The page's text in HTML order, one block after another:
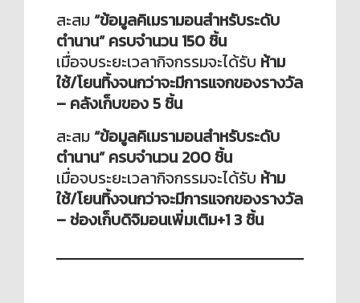
สะสม“ข้อมูลคิเมรามอนสำหรับระดับ
ตำนาน” ครบจำนวน 150 ชิ้น
เมื่อจบระยะเวลากิจกรรมจะได้รับ ห้าม
ใช้/โยนทิ้งจนกว่าจะมีการแจกของรางวัล
– คลังเก็บของ 5 ชิ้น
สะสม“ข้อมูลคิเมรามอนสำหรับระดับ
ตำนาน” ครบจำนวน 200 ชิ้น
เมื่อจบระยะเวลากิจกรรมจะได้รับ ห้าม
ใช้/โยนทิ้งจนกว่าจะมีการแจกของรางวัล
– ช่องเก็บดิจิมอนเพิ่มเติม+1 3 ชิ้น